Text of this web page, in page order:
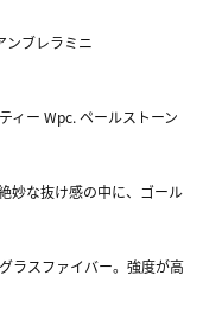
ンブレラミニ
ィー Wpc. ペールストーン
妙な抜け感の中に、ゴール
ラスファイバー。強度が高